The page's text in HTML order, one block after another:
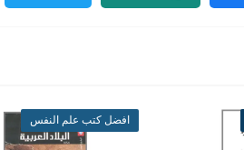
افضل كتب علم النفس